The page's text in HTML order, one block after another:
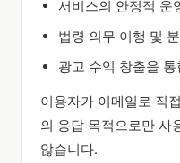
서비스의 안정적 운
법령 의무 이행 및
광고 수익 창출을
이용자가 이메일로 직
의 응답 목적으로만 사
않습니다.